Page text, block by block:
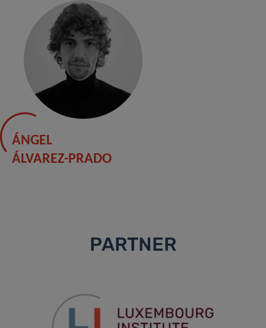
ÁNGEL
ÁLVAREZ-PRADO
PARTNER